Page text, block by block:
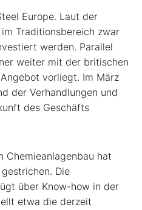
Europe. Laut der
Traditionsbereich zwar
werden. Parallel
weiter mit der britischen
vorliegt. Im März
der Verhandlungen und
des Geschäfts
Chemieanlagenbau hat
Die
über Know-how in der
etwa die derzeit